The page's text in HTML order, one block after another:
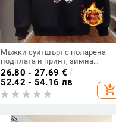
Мъжки суитшърт с поларена
подплата и принт, зимна
топлина, свободна кройка
26.80 - 27.69 € /
52.42 - 54.16 лв
add_shopping_cart